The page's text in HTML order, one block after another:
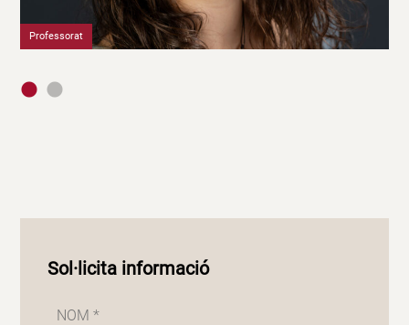
Professorat
Sol·licita informació